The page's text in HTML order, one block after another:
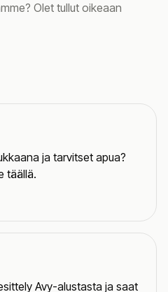
Olet tullut oikeaan
ja tarvitset apua?
täällä.
Avy-alustasta ja saat